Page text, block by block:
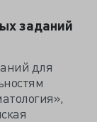
заданий
для